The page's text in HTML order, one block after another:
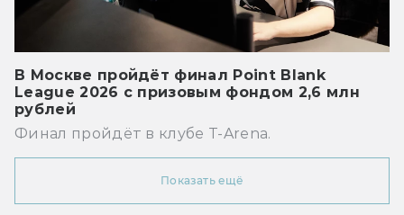
В Москве пройдёт финал Point Blank
League 2026 с призовым фондом 2,6 млн
рублей
Финал пройдёт в клубе T-Arena.
Показать ещё